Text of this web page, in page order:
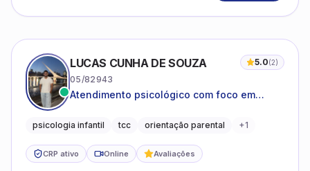
LUCAS CUNHA DE SOUZA 5.0(2)
05/82943
Atendimento psicológico com foco em
promovendo equilíbrio emocional e
psicologia infantil tcc orientação parental +1
CRP ativo Online Avaliações